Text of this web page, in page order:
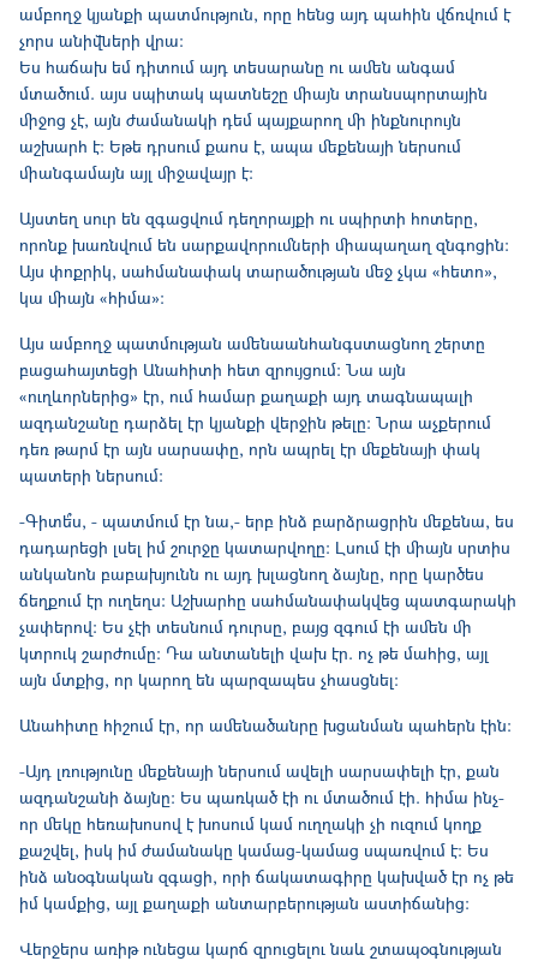
ամբողջ կյանքի պատմություն, որը հենց այդ պահին վճռվում է
չորս անիվների վրա։
Ես հաճախ եմ դիտում այդ տեսարանը ու ամեն անգամ
մտածում. այս սպիտակ պատնեշը միայն տրանսպորտային
միջոց չէ, այն ժամանակի դեմ պայքարող մի ինքնուրույն
աշխարհ է։ Եթե դրսում քաոս է, ապա մեքենայի ներսում
միանգամայն այլ միջավայր է։
Այստեղ սուր են զգացվում դեղորայքի ու սպիրտի հոտերը,
որոնք խառնվում են սարքավորումների միապաղաղ զնգոցին։
Այս փոքրիկ, սահմանափակ տարածության մեջ չկա «հետո»,
կա միայն «հիմա»։
Այս ամբողջ պատմության ամենաանհանգստացնող շերտը
բացահայտեցի Անահիտի հետ զրույցում։ Նա այն
«ուղևորներից» էր, ում համար քաղաքի այդ տագնապալի
ազդանշանը դարձել էր կյանքի վերջին թելը։ Նրա աչքերում
դեռ թարմ էր այն սարսափը, որն ապրել էր մեքենայի փակ
պատերի ներսում։
-Գիտե՞ս, - պատմում էր նա,- երբ ինձ բարձրացրին մեքենա, ես
դադարեցի լսել իմ շուրջը կատարվողը։ Լսում էի միայն սրտիս
անկանոն բաբախյունն ու այդ խլացնող ձայնը, որը կարծես
ճեղքում էր ուղեղս։ Աշխարհը սահմանափակվեց պատգարակի
չափերով։ Ես չէի տեսնում դուրսը, բայց զգում էի ամեն մի
կտրուկ շարժումը։ Դա անտանելի վախ էր. ոչ թե մահից, այլ
այն մտքից, որ կարող են պարզապես չհասցնել։
Անահիտը հիշում էր, որ ամենածանրը խցանման պահերն էին:
-Այդ լռությունը մեքենայի ներսում ավելի սարսափելի էր, քան
ազդանշանի ձայնը։ Ես պառկած էի ու մտածում էի. հիմա ինչ-
որ մեկը հեռախոսով է խոսում կամ ուղղակի չի ուզում կողք
քաշվել, իսկ իմ ժամանակը կամաց-կամաց սպառվում է։ Ես
ինձ անօգնական զգացի, որի ճակատագիրը կախված էր ոչ թե
իմ կամքից, այլ քաղաքի անտարբերության աստիճանից։
Վերջերս առիթ ունեցա կարճ զրուցելու նաև շտապօգնության